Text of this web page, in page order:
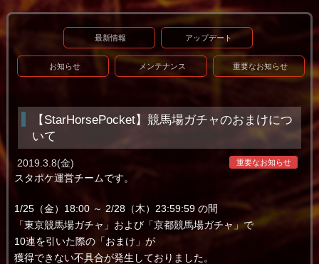
最新情報 アップデート
お知らせ メンテナンス 重要なお知らせ
【StarHorsePocket】競馬場ガチャのおまけにつ
いて
重要なお知らせ
2019.3.8(金)
スタポケ運営チームです。
1/25（金）18:00 ～ 2/28（木）23:59:59 の間
「東京競馬場ガチャ」および「京都競馬場ガチャ」で
10連を引いた際の「おまけ」が
獲得できない不具合が発生しておりました。